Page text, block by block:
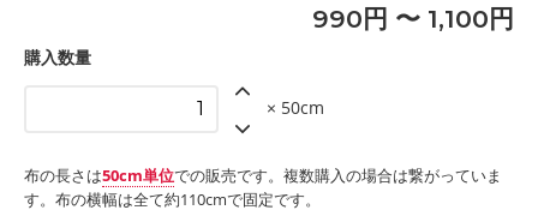
990円 〜 1,100円
購入数量
× 50cm
布の長さは50cm単位での販売です。複数購入の場合は繋がっていま
す。布の横幅は全て約110cmで固定です。